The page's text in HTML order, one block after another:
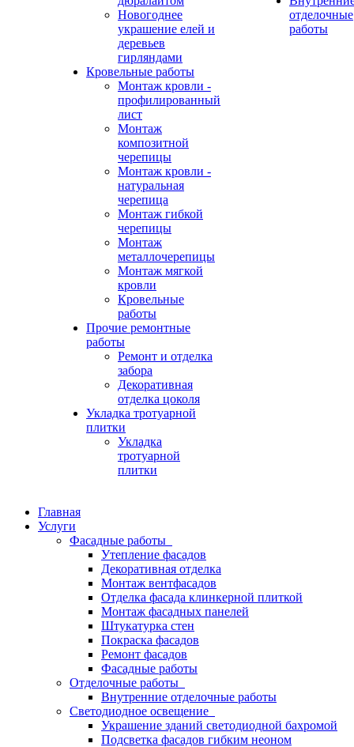
Новогоднее
украшение елей и
деревьев
гирляндами
Кровельные работы
Монтаж кровли -
профилированный
лист
Монтаж
композитной
черепицы
Монтаж кровли -
натуральная
черепица
Монтаж гибкой
черепицы
Монтаж
металлочерепицы
Монтаж мягкой
кровли
Кровельные
работы
Прочие ремонтные
работы
Ремонт и отделка
забора
Декоративная
отделка цоколя
Укладка тротуарной
плитки
Укладка
тротуарной
плитки
отделочные
работы
Главная
Услуги
Фасадные работы
Утепление фасадов
Декоративная отделка
Монтаж вентфасадов
Отделка фасада клинкерной плиткой
Монтаж фасадных панелей
Штукатурка стен
Покраска фасадов
Ремонт фасадов
Фасадные работы
Отделочные работы
Внутренние отделочные работы
Светодиодное освещение
Украшение зданий светодиодной бахромой
Подсветка фасадов гибким неоном